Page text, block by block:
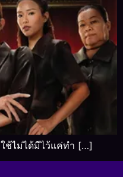
ช้ไม่ได้มีไว้แค่ทำ […]